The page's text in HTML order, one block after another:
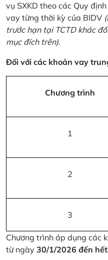
vụ SXKD theo các Quy
vay từng thời kỳ của BIDV
trước hạn tại TCTD khác
mục đích trên).
Đối với các khoản vay
Chương trình
1
2
3
Chương trình áp dụng các
từ ngày 30/1/2026 đến